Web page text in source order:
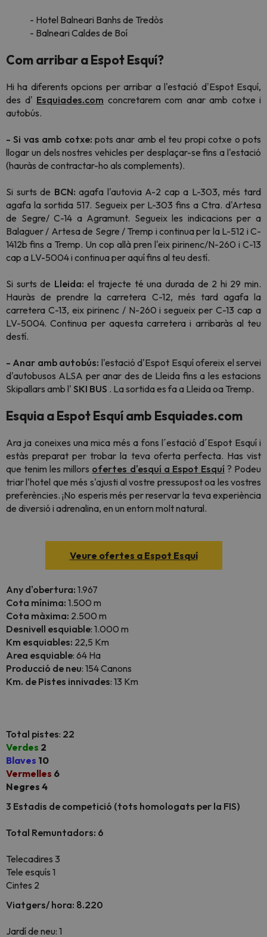
- Hotel Balneari Banhs de Tredòs
- Balneari Caldes de Boí
Com arribar a Espot Esquí?
Hi ha diferents opcions per arribar a l'estació d'Espot Esquí,
des d' Esquiades.com concretarem com anar amb cotxe i
autobús.
- Si vas amb cotxe: pots anar amb el teu propi cotxe o pots
llogar un dels nostres vehicles per desplaçar-se fins a l'estació
(hauràs de contractar-ho als complements).
Si surts de BCN: agafa l'autovia A-2 cap a L-303, més tard
agafa la sortida 517. Segueix per L-303 fins a Ctra. d'Artesa
de Segre/ C-14 a Agramunt. Segueix les indicacions per a
Balaguer / Artesa de Segre / Tremp i continua per la L-512 i C-
1412b fins a Tremp. Un cop allà pren l'eix pirinenc/N-260 i C-13
cap a LV-5004 i continua per aquí fins al teu destí.
Si surts de Lleida: el trajecte té una durada de 2 hi 29 min.
Hauràs de prendre la carretera C-12, més tard agafa la
carretera C-13, eix pirinenc / N-260 i segueix per C-13 cap a
LV-5004. Continua per aquesta carretera i arribaràs al teu
destí.
- Anar amb autobús: l'estació d'Espot Esquí ofereix el servei
d'autobusos ALSA per anar des de Lleida fins a les estacions
Skipallars amb l' SKI BUS . La sortida es fa a Lleida oa Tremp.
Esquia a Espot Esquí amb Esquiades.com
Ara ja coneixes una mica més a fons l´estació d´Espot Esquí i
estàs preparat per trobar la teva oferta perfecta. Has vist
que tenim les millors ofertes d'esquí a Espot Esquí? Podeu
triar l'hotel que més s'ajusti al vostre pressupost oa les vostres
preferències. ¡No esperis més per reservar la teva experiència
de diversió i adrenalina, en un entorn molt natural.
Veure ofertes a Espot Esquí
Any d'obertura: 1.967
Cota mínima: 1.500 m
Cota màxima: 2.500 m
Desnivell esquiable: 1.000 m
Km esquiables: 22,5 Km
Area esquiable: 64 Ha
Producció de neu: 154 Canons
Km. de Pistes innivades: 13 Km
Total pistes: 22
Verdes 2
Blaves 10
Vermelles 6
Negres 4
3 Estadis de competició (tots homologats per la FIS)
Total Remuntadors: 6
Telecadires 3
Tele esquís 1
Cintes 2
Viatgers/ hora: 8.220
Jardí de neu: 1